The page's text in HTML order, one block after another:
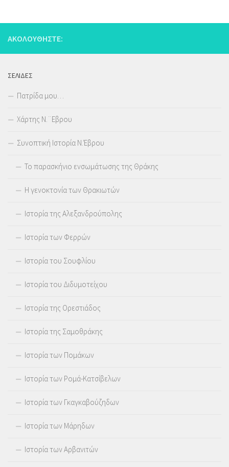
ΑΚΟΛΟΥΘΉΣΤΕ:
ΣΕΛΊΔΕΣ
Πατρίδα μου…
Χάρτης Ν.¨Εβρου
Συνοπτική Ιστορία Ν.Έβρου
Το παρασκήνιο ενσωμάτωσης της Θράκης
Η γενοκτονία των Θρακιωτών
Ιστορία της Αλεξανδρούπολης
Ιστορία των Φερρών
Ιστορία του Σουφλίου
Ιστορία του Διδυμοτείχου
Ιστορία της Ορεστιάδος
Ιστορία της Σαμοθράκης
Ιστορία των Πομάκων
Ιστορία των Ρομά-Κατσίβελων
Ιστορία των Γκαγκαβούζηδων
Ιστορία των Μάρηδων
Ιστορία των Αρβανιτών